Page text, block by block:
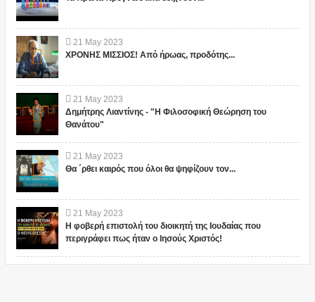
21 May 2023
ΧΡΟΝΗΣ ΜΙΣΣΙΟΣ! Από ήρωας, προδότης...
21 May 2023
Δημήτρης Λιαντίνης - "Η Φιλοσοφική Θεώρηση του
Θανάτου"
21 May 2023
Θα ΄ρθει καιρός που όλοι θα ψηφίζουν τον...
21 May 2023
Η φοβερή επιστολή του διοικητή της Ιουδαίας που
περιγράφει πως ήταν ο Ιησούς Χριστός!